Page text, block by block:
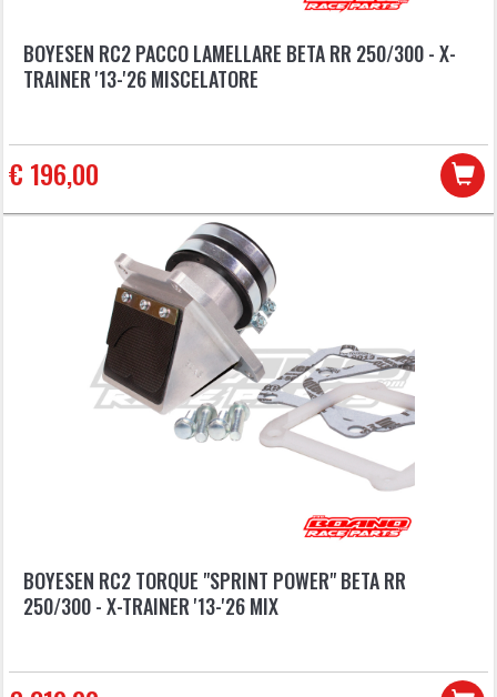
BOYESEN RC2 PACCO LAMELLARE BETA RR 250/300 - X-
TRAINER '13-'26 MISCELATORE
€ 196,00
BOYESEN RC2 TORQUE "SPRINT POWER" BETA RR
250/300 - X-TRAINER '13-'26 MIX